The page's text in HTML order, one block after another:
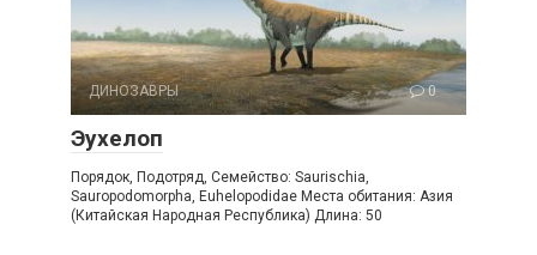
ДИНОЗАВРЫ 0
Эухелоп
Порядок, Подотряд, Семейство: Saurischia,
Sauropodomorpha, Euhelopodidae Места обитания: Азия
(Китайская Народная Республика) Длина: 50